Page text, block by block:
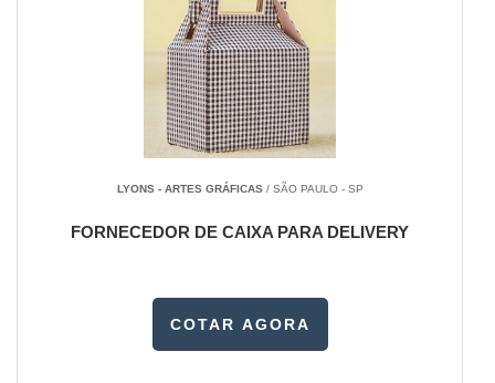
LYONS - ARTES GRÁFICAS/ SÃO PAULO - SP
FORNECEDOR DE CAIXA PARA DELIVERY
COTAR AGORA